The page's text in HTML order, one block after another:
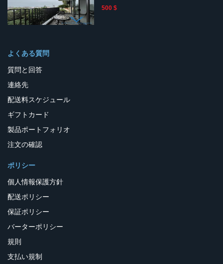
500 $
よくある質問
質問と回答
連絡先
配送料スケジュール
ギフトカード
製品ポートフォリオ
注文の確認
ポリシー
個人情報保護方針
配送ポリシー
保証ポリシー
バーターポリシー
規則
支払い規制